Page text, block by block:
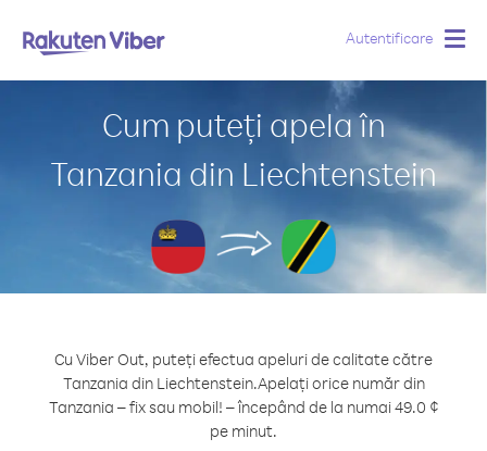
Autentificare
Cum puteți apela în
Tanzania din Liechtenstein
Cu Viber Out, puteți efectua apeluri de calitate către
Tanzania din Liechtenstein.Apelați orice număr din
Tanzania – fix sau mobil! – începând de la numai 49.0 ¢
pe minut.